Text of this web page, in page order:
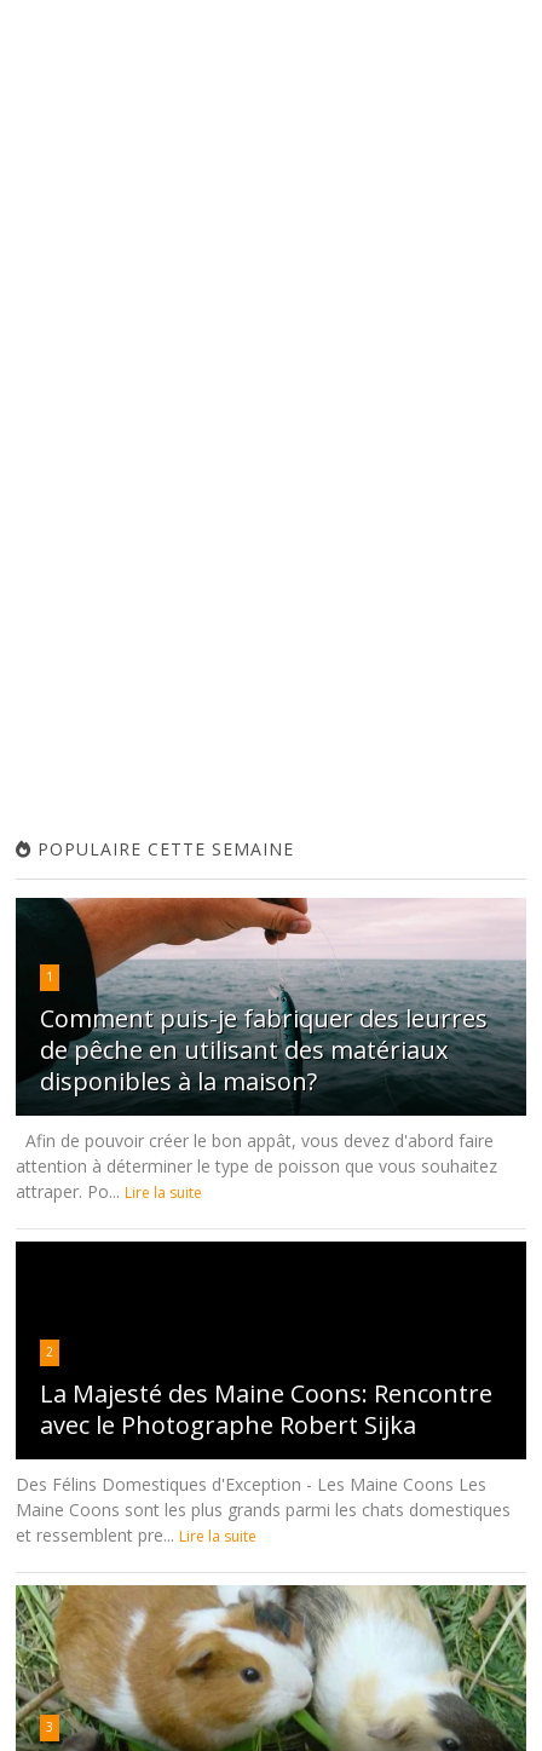
POPULAIRE CETTE SEMAINE
1
Comment puis-je fabriquer des leurres
de pêche en utilisant des matériaux
disponibles à la maison?
Afin de pouvoir créer le bon appât, vous devez d'abord faire
attention à déterminer le type de poisson que vous souhaitez
attraper. Po... Lire la suite
2
La Majesté des Maine Coons: Rencontre
avec le Photographe Robert Sijka
Des Félins Domestiques d'Exception - Les Maine Coons Les
Maine Coons sont les plus grands parmi les chats domestiques
et ressemblent pre... Lire la suite
3